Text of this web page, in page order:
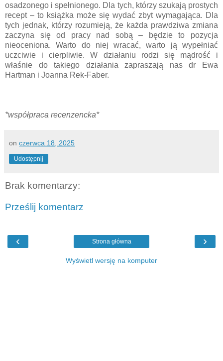
osadzonego i spełnionego. Dla tych, którzy szukają prostych
recept – to książka może się wydać zbyt wymagająca. Dla
tych jednak, którzy rozumieją, że każda prawdziwa zmiana
zaczyna się od pracy nad sobą – będzie to pozycja
nieoceniona. Warto do niej wracać, warto ją wypełniać
uczciwie i cierpliwie. W działaniu rodzi się mądrość i
właśnie do takiego działania zapraszają nas dr Ewa
Hartman i Joanna Rek-Faber.
*współpraca recenzencka*
on czerwca 18, 2025
Udostępnij
Brak komentarzy:
Prześlij komentarz
‹ ›
Strona główna
Wyświetl wersję na komputer